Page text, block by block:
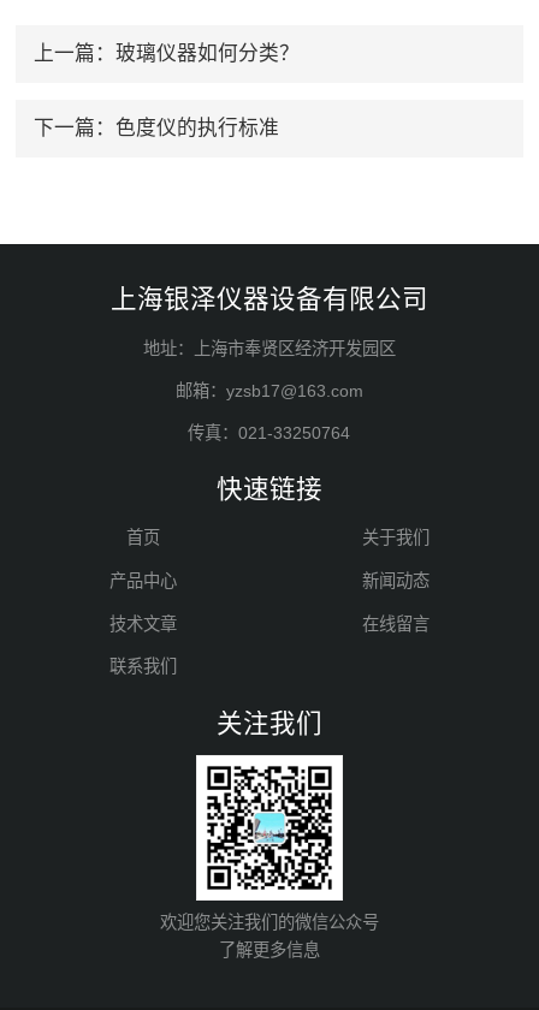
上一篇： 玻璃仪器如何分类？
下一篇： 色度仪的执行标准
上海银泽仪器设备有限公司
地址：上海市奉贤区经济开发园区
邮箱：yzsb17@163.com
传真：021-33250764
快速链接
首页 关于我们
产品中心 新闻动态
技术文章 在线留言
联系我们
关注我们
欢迎您关注我们的微信公众号
了解更多信息